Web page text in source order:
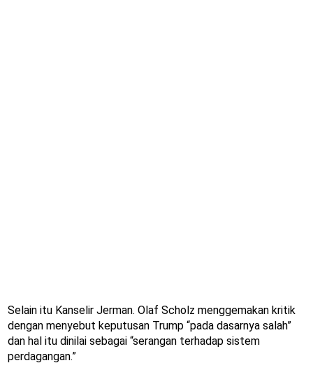
Selain itu Kanselir Jerman. Olaf Scholz menggemakan kritik
dengan menyebut keputusan Trump “pada dasarnya salah”
dan hal itu dinilai sebagai “serangan terhadap sistem
perdagangan.”